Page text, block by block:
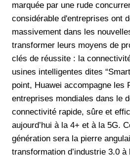
marquée par une rude
considérable d'entreprises ont
massivement dans les
transformer leurs moyens de
clés de réussite : la
usines intelligentes dites
point, Huawei accompagne les
entreprises mondiales dans le
connectivité rapide, sûre et
aujourd’hui à la 4+ et à la 5G.
génération sera la pierre
transformation d’industrie 3.0 à